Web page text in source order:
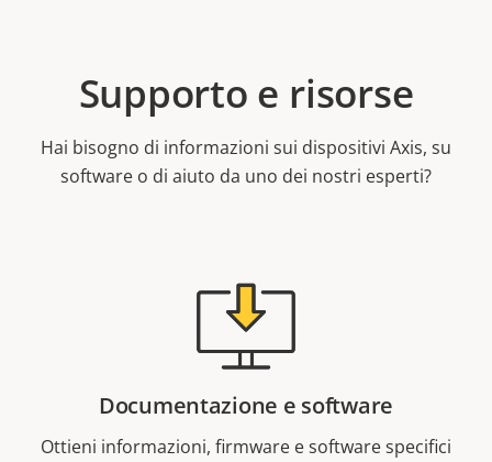
Supporto e risorse
Hai bisogno di informazioni sui dispositivi Axis, su
software o di aiuto da uno dei nostri esperti?
Documentazione e software
Ottieni informazioni, firmware e software specifici